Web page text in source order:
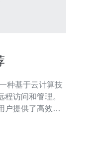
访问和管理。
户提供了高效稳
在香港云服务